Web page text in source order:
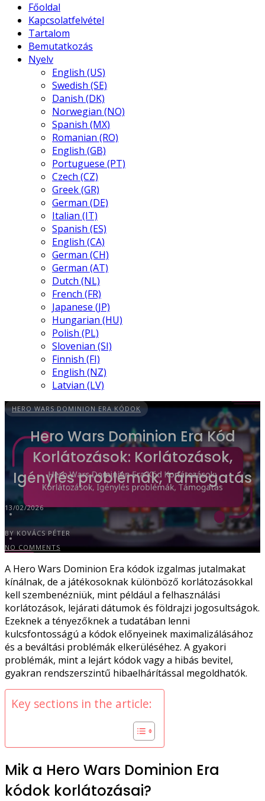
Főoldal
Kapcsolatfelvétel
Tartalom
Bemutatkozás
Nyelv
English (US)
Swedish (SE)
Danish (DK)
Norwegian (NO)
Spanish (MX)
Romanian (RO)
English (GB)
Portuguese (PT)
Czech (CZ)
Greek (GR)
German (DE)
Italian (IT)
Spanish (ES)
English (CA)
German (CH)
German (AT)
Dutch (NL)
French (FR)
Japanese (JP)
Hungarian (HU)
Polish (PL)
Slovenian (SI)
Finnish (FI)
English (NZ)
Latvian (LV)
HERO WARS DOMINION ERA KÓDOK
Hero Wars Dominion Era Kód
Korlátozások: Korlátozások,
Igénylés problémák, Támogatás
13/02/2026
BY KOVÁCS PÉTER
NO COMMENTS
A Hero Wars Dominion Era kódok izgalmas jutalmakat
kínálnak, de a játékosoknak különböző korlátozásokkal
kell szembenézniük, mint például a felhasználási
korlátozások, lejárati dátumok és földrajzi jogosultságok.
Ezeknek a tényezőknek a tudatában lenni
kulcsfontosságú a kódok előnyeinek maximalizálásához
és a beváltási problémák elkerüléséhez. A gyakori
problémák, mint a lejárt kódok vagy a hibás bevitel,
gyakran rendszerszintű hibaelhárítással megoldhatók.
Key sections in the article:
Mik a Hero Wars Dominion Era
kódok korlátozásai?